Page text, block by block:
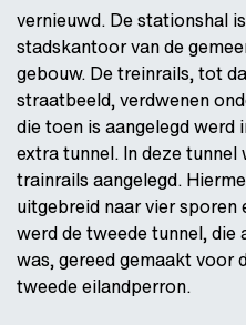
vernieuwd. De stationshal
stadskantoor van de
gebouw. De treinrails, tot
straatbeeld, verdwenen
die toen is aangelegd werd
extra tunnel. In deze
trainrails aangelegd.
uitgebreid naar vier
werd de tweede tunnel, die
was, gereed gemaakt voor
tweede eilandperron.